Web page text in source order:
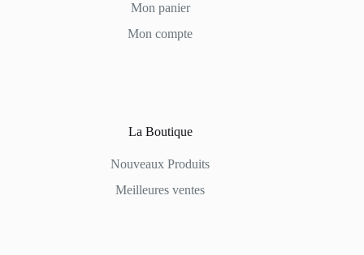
Mon panier
Mon compte
La Boutique
Nouveaux Produits
Meilleures ventes